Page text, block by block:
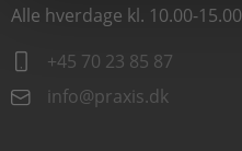
Alle hverdage kl. 10.00-15.00
+45 70 23 85 87
info@praxis.dk